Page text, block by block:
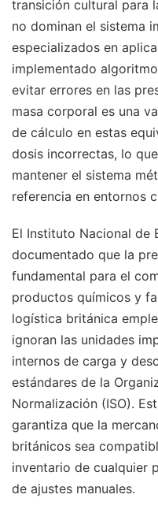
transición cultural para
no dominan el sistema
especializados en
implementado
evitar errores en las
masa corporal es una
de cálculo en estas
dosis incorrectas, lo
mantener el sistema
referencia en entornos
El Instituto Nacional de
documentado que la
fundamental para el
productos químicos y
logística británica
ignoran las unidades
internos de carga y
estándares de la
Normalización (ISO).
garantiza que la
británicos sea
inventario de cualquier
de ajustes manuales.